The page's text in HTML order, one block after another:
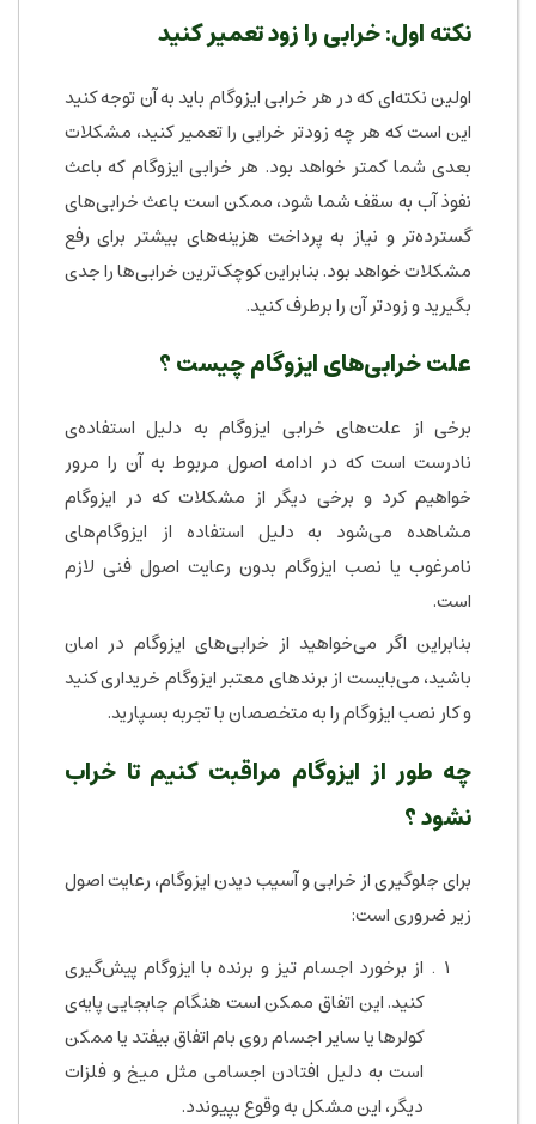
نکته اول: خرابی را زود تعمیر کنید
اولین نکته‌ای که در هر خرابی ایزوگام باید به آن توجه کنید
این است که هر چه زودتر خرابی را تعمیر کنید، مشکلات
بعدی شما کمتر خواهد بود. هر خرابی ایزوگام که باعث
نفوذ آب به سقف شما شود، ممکن است باعث خرابی‌های
گسترده‌تر و نیاز به پرداخت هزینه‌های بیشتر برای رفع
مشکلات خواهد بود. بنابراین کوچک‌ترین خرابی‌ها را جدی
بگیرید و زودتر آن را برطرف کنید.
علت خرابی‌های ایزوگام چیست ؟
برخی از علت‌های خرابی ایزوگام به دلیل استفاده‌ی
نادرست است که در ادامه اصول مربوط به آن را مرور
خواهیم کرد و برخی دیگر از مشکلات که در ایزوگام
مشاهده می‌شود به دلیل استفاده از ایزوگام‌های
نامرغوب یا نصب ایزوگام بدون رعایت اصول فنی لازم
است.
بنابراین اگر می‌خواهید از خرابی‌های ایزوگام در امان
باشید، می‌بایست از برندهای معتبر ایزوگام خریداری کنید
و کار نصب ایزوگام را به متخصصان با تجربه بسپارید.
چه طور از ایزوگام مراقبت کنیم تا خراب
نشود ؟
برای جلوگیری از خرابی و آسیب دیدن ایزوگام، رعایت اصول
زیر ضروری است:
از برخورد اجسام تیز و برنده با ایزوگام پیش‌گیری
کنید. این اتفاق ممکن است هنگام جابجایی پایه‌ی
کولرها یا سایر اجسام روی بام اتفاق بیفتد یا ممکن
است به دلیل افتادن اجسامی مثل میخ و فلزات
دیگر، این مشکل به وقوع بپیوندد.